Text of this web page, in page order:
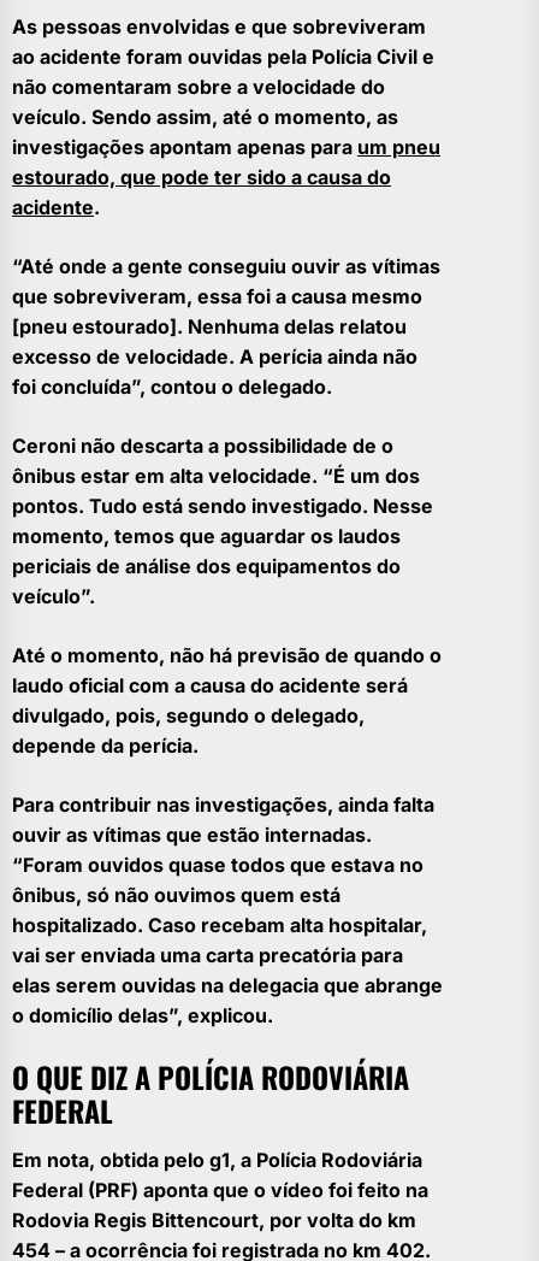
As pessoas envolvidas e que sobreviveram
ao acidente foram ouvidas pela Polícia Civil e
não comentaram sobre a velocidade do
veículo. Sendo assim, até o momento, as
investigações apontam apenas para um pneu
estourado, que pode ter sido a causa do
acidente.
“Até onde a gente conseguiu ouvir as vítimas
que sobreviveram, essa foi a causa mesmo
[pneu estourado]. Nenhuma delas relatou
excesso de velocidade. A perícia ainda não
foi concluída”, contou o delegado.
Ceroni não descarta a possibilidade de o
ônibus estar em alta velocidade. “É um dos
pontos. Tudo está sendo investigado. Nesse
momento, temos que aguardar os laudos
periciais de análise dos equipamentos do
veículo”.
Até o momento, não há previsão de quando o
laudo oficial com a causa do acidente será
divulgado, pois, segundo o delegado,
depende da perícia.
Para contribuir nas investigações, ainda falta
ouvir as vítimas que estão internadas.
“Foram ouvidos quase todos que estava no
ônibus, só não ouvimos quem está
hospitalizado. Caso recebam alta hospitalar,
vai ser enviada uma carta precatória para
elas serem ouvidas na delegacia que abrange
o domicílio delas”, explicou.
O QUE DIZ A POLÍCIA RODOVIÁRIA
FEDERAL
Em nota, obtida pelo g1, a Polícia Rodoviária
Federal (PRF) aponta que o vídeo foi feito na
Rodovia Regis Bittencourt, por volta do km
454 – a ocorrência foi registrada no km 402.